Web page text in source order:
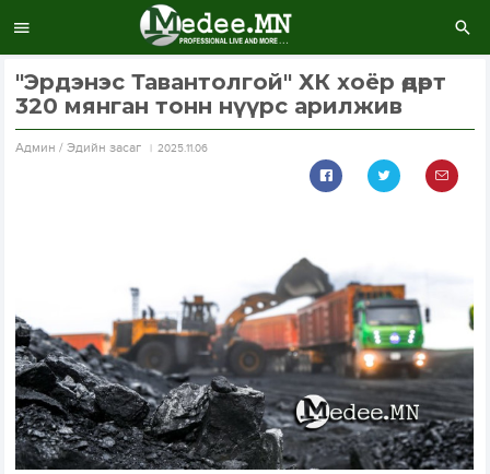
"Эрдэнэс Тавантолгой" ХК хоёр өдөрт
320 мянган тонн нүүрс арилжив
Aдмин / Эдийн засаг 2025.11.06